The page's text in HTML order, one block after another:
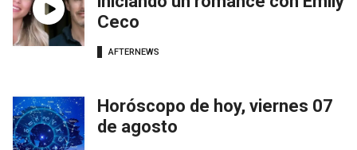
Ceco
AFTERNEWS
Horóscopo de hoy, viernes 07
de agosto